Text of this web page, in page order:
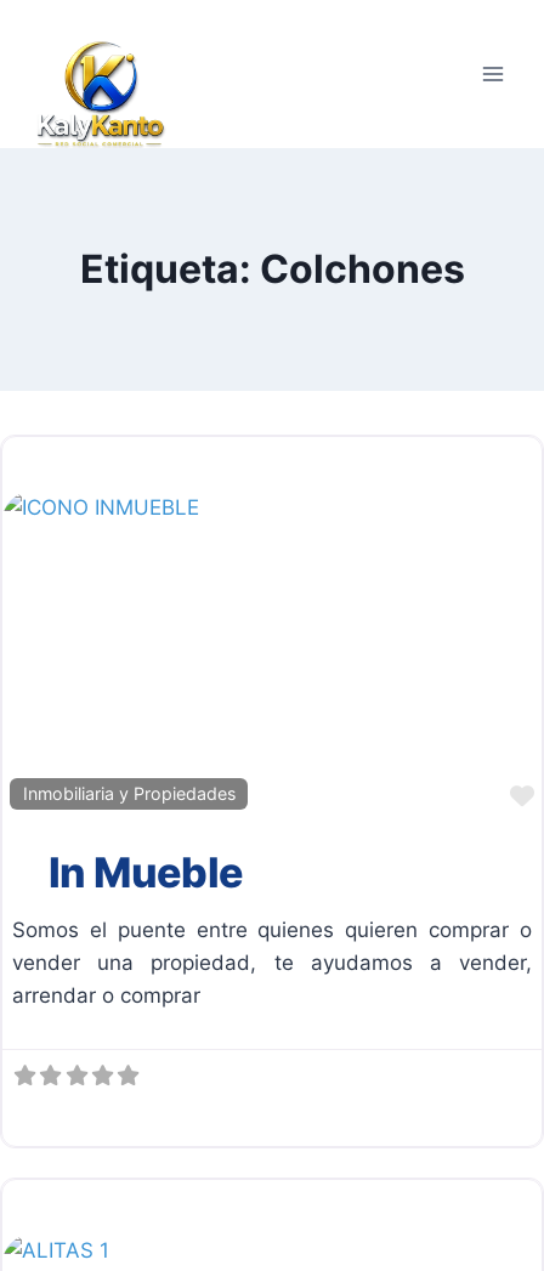
contenido
Etiqueta: Colchones
Inmobiliaria y Propiedades
In Mueble
Somos el puente entre quienes quieren comprar o
vender una propiedad, te ayudamos a vender,
arrendar o comprar